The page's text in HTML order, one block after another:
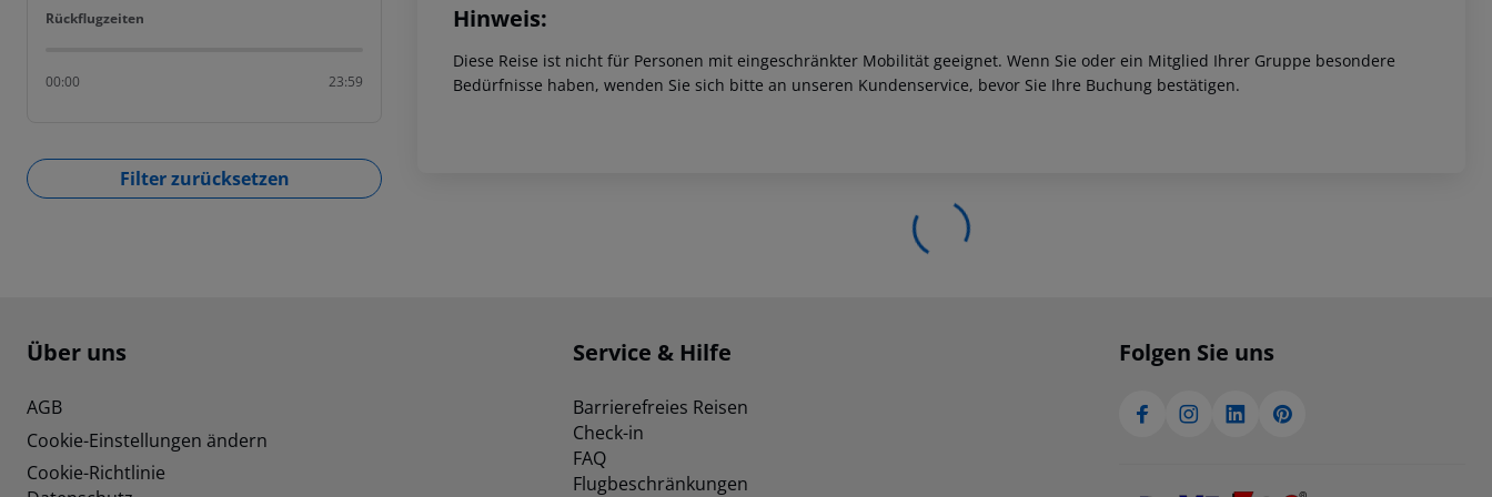
Rückflugzeiten
Rückflugzeiten
00:00 23:59
Filter zurücksetzen
Hinweis:
Diese Reise ist nicht für Personen mit eingeschränkter Mobilität geeignet. Wenn Sie oder ein Mitglied Ihrer Gruppe besondere
Bedürfnisse haben, wenden Sie sich bitte an unseren Kundenservice, bevor Sie Ihre Buchung bestätigen.
Footer navigation
Über uns
AGB
Cookie-Einstellungen ändern
Cookie-Richtlinie
Service & Hilfe
Barrierefreies Reisen
Check-in
FAQ
Flugbeschränkungen
Folgen Sie uns